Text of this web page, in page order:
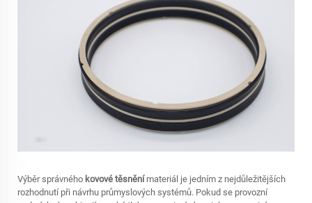
Výběr správného kovové těsnění materiál je jedním z nejdůležitějších
rozhodnutí při návrhu průmyslových systémů. Pokud se provozní